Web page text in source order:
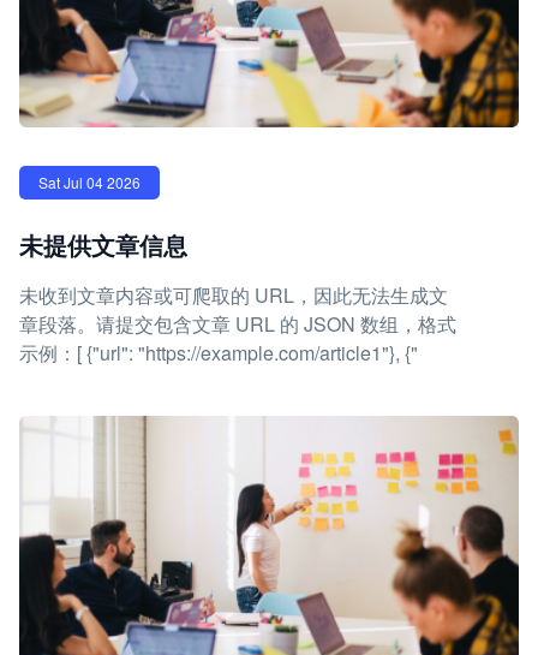
Sat Jul 04 2026
未提供文章信息
未收到文章内容或可爬取的 URL，因此无法生成文
章段落。请提交包含文章 URL 的 JSON 数组，格式
示例：[ {"url": "https://example.com/article1"}, {"